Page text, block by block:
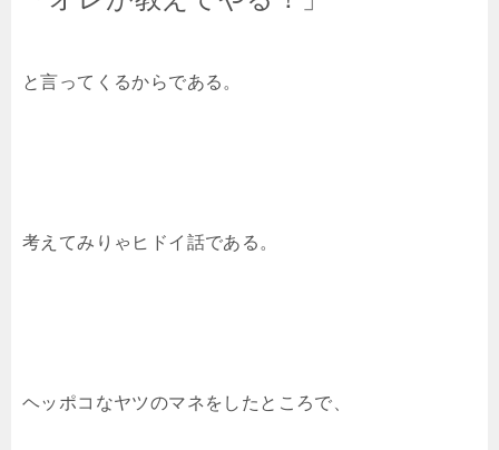
と言ってくるからである。
考えてみりゃヒドイ話である。
ヘッポコなヤツのマネをしたところで、